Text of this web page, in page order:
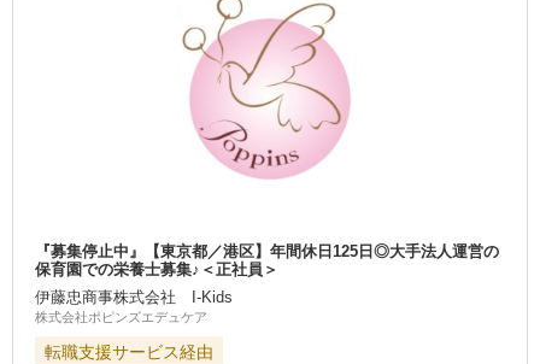
『募集停止中』【東京都／港区】年間休日125日◎大手法人運営の
保育園での栄養士募集♪＜正社員＞
伊藤忠商事株式会社 I-Kids
株式会社ポピンズエデュケア
転職支援サービス経由